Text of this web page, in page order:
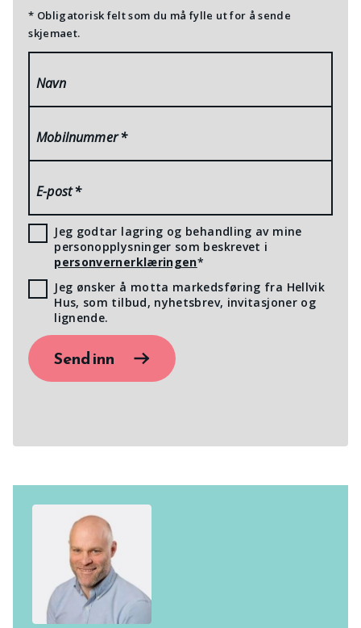
* Obligatorisk felt som du må fylle ut for å sende
skjemaet.
Navn
Mobilnummer*
E-post*
Jeg godtar lagring og behandling av mine
personopplysninger som beskrevet i
personvernerklæringen*
Jeg ønsker å motta markedsføring fra Hellvik
Hus, som tilbud, nyhetsbrev, invitasjoner og
lignende.
Send inn